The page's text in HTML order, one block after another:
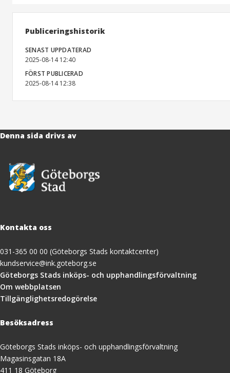
Publiceringshistorik
SENAST UPPDATERAD
2025-08-14 12:40
FÖRST PUBLICERAD
2025-08-14 12:38
Denna sida drivs av
Kontakta oss
031-365 00 00 (Göteborgs Stads kontaktcenter)
kundservice@ink.goteborg.se
Göteborgs Stads inköps- och upphandlingsförvaltning(öppnas
Om webbplatsen
Tillgänglighetsredogörelse
Besöksadress
Göteborgs Stads inköps- och upphandlingsförvaltning
Magasinsgatan 18A
411 18 Göteborg